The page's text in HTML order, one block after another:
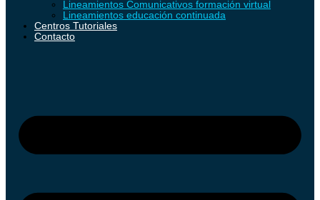
Lineamientos Comunicativos formación virtual
Lineamientos educación continuada
Centros Tutoriales
Contacto